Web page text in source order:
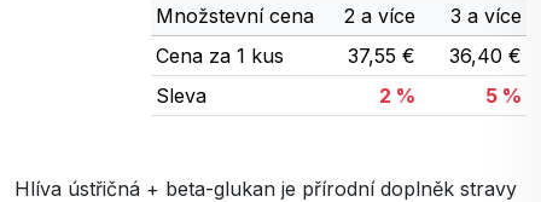
Množstevní cena 2 a více
3 a více
Cena za 1 kus
37,55 €
36,40 €
Sleva
2 % 5 %
Hlíva ústřičná + beta-glukan je přírodní doplněk stravy